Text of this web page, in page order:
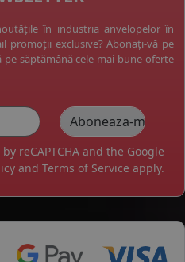
în industria anvelopelor în
promoții exclusive? Abonați-vă pe
săptămână cele mai bune oferte
reCAPTCHA and the Google
and Terms of Service apply.